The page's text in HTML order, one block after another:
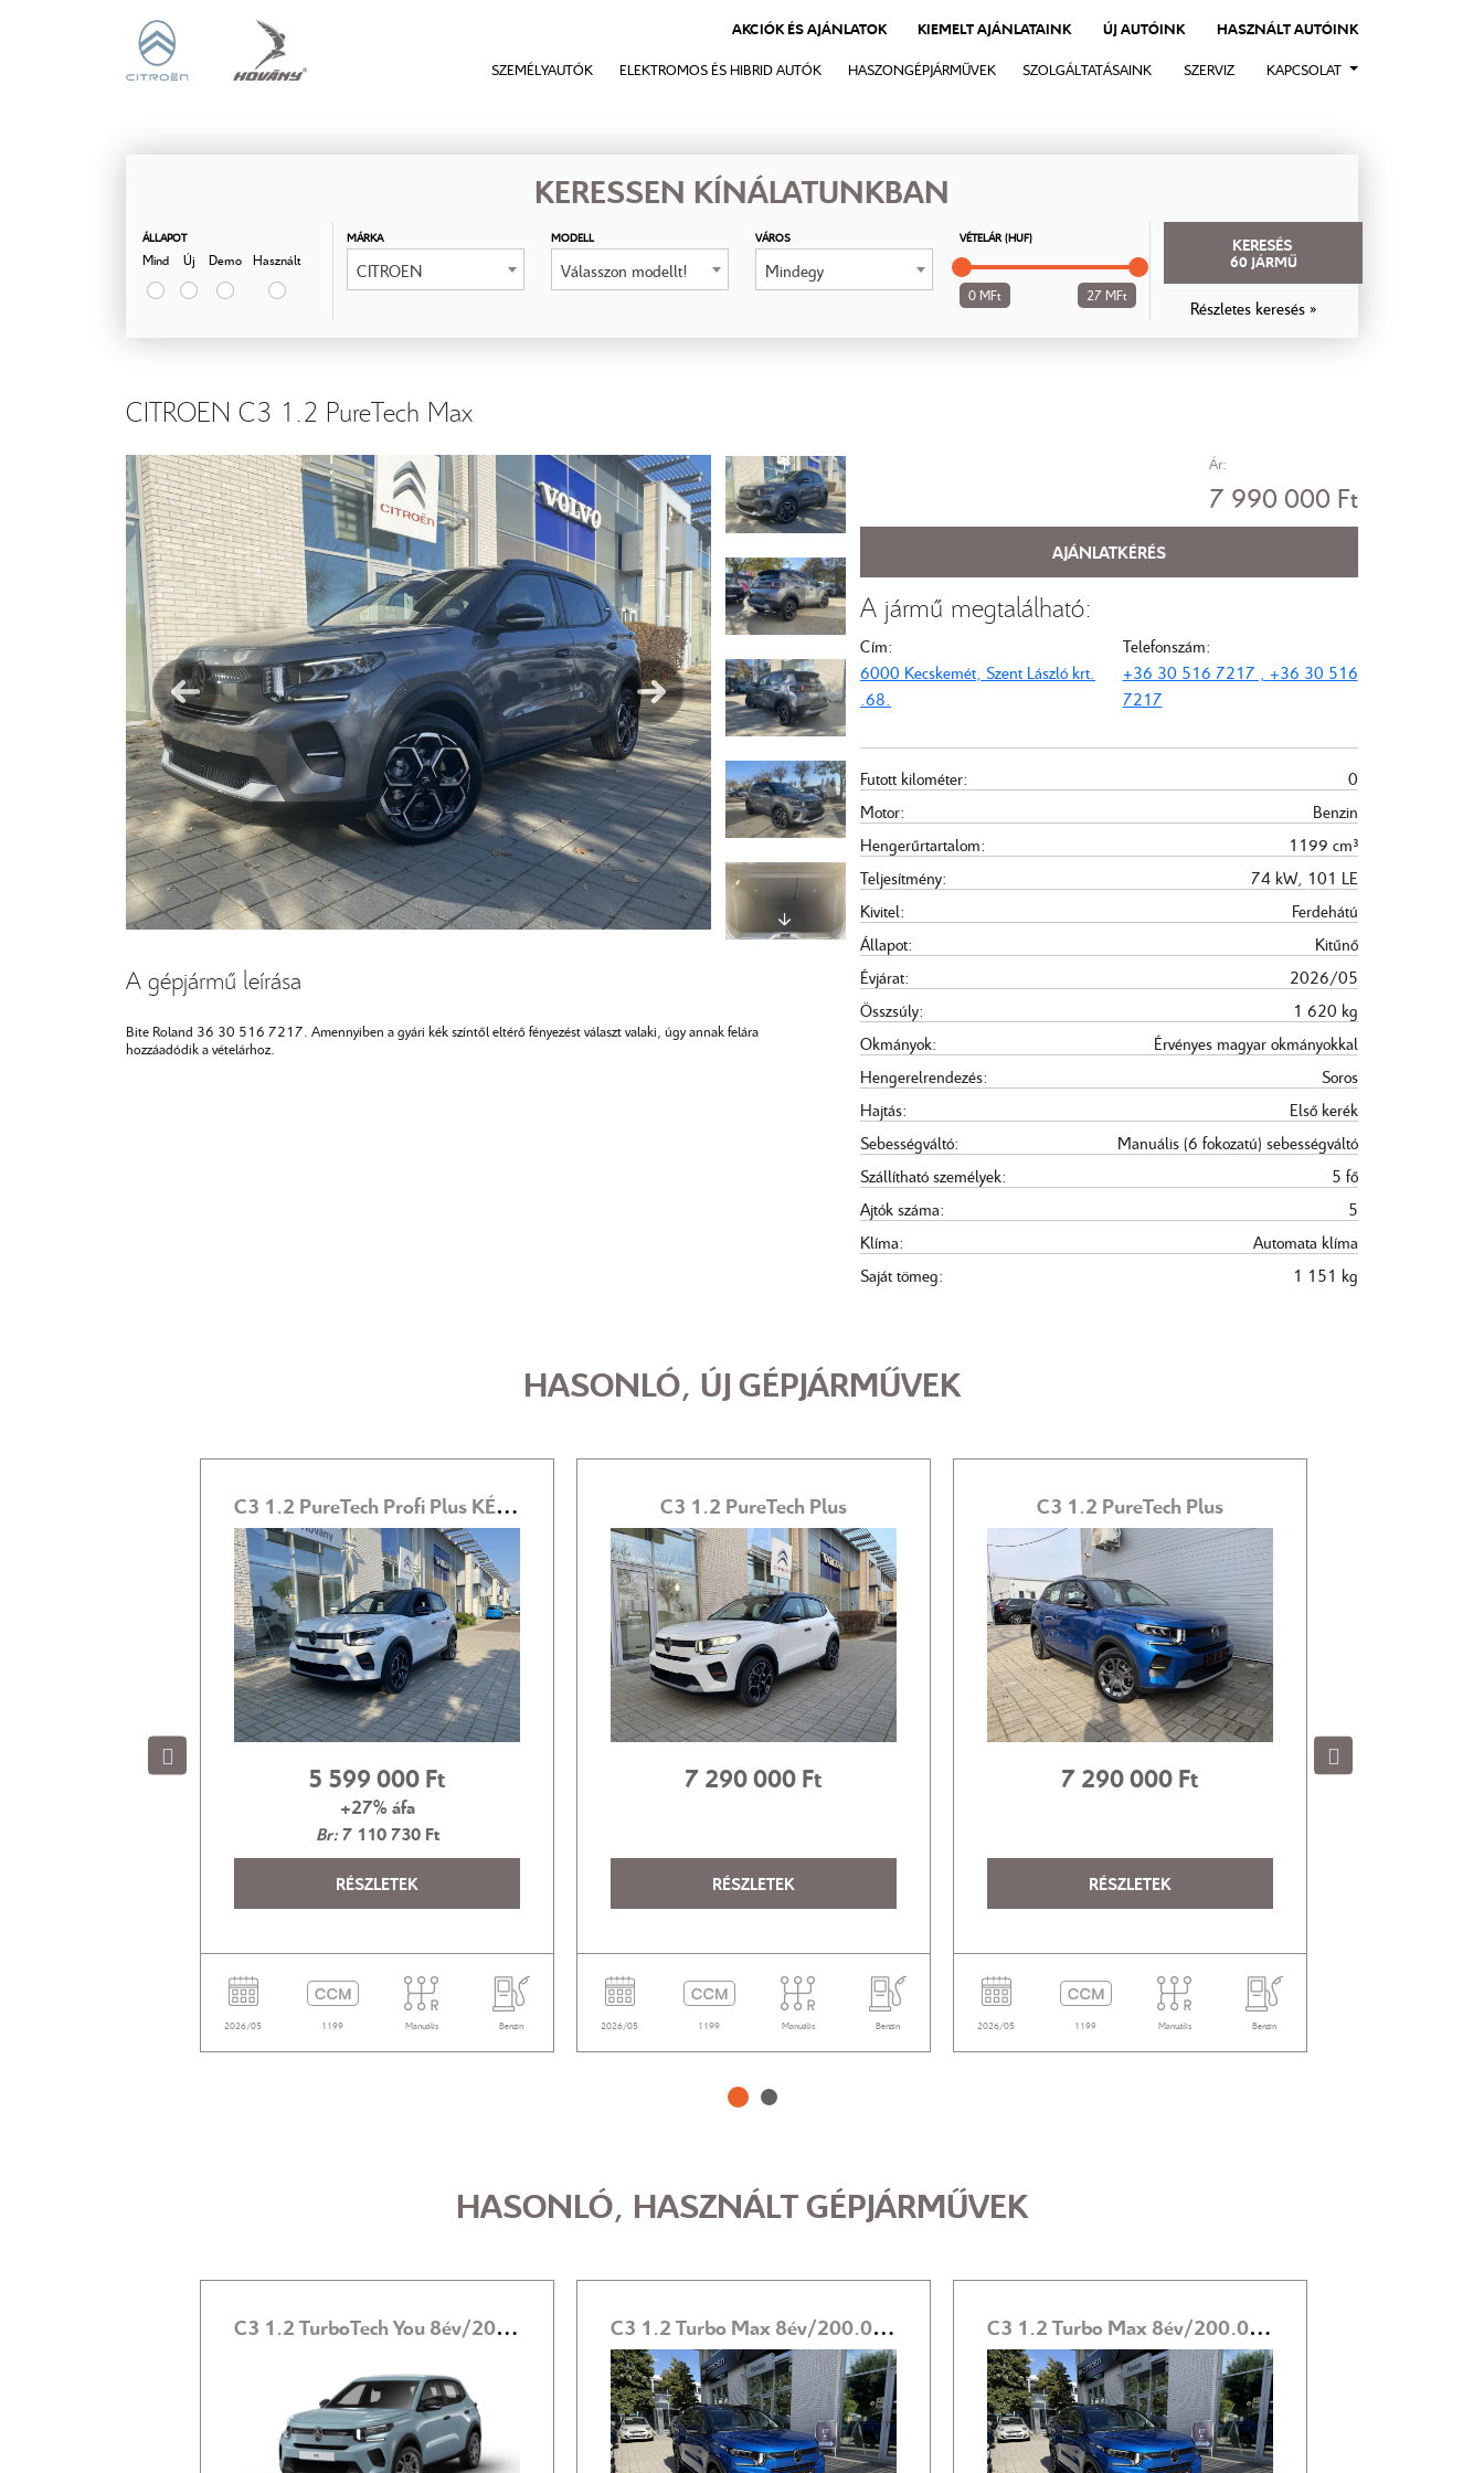
AKCIÓK ÉS AJÁNLATOK KIEMELT AJÁNLATAINK ÚJ AUTÓINK HASZNÁLT AUTÓINK
SZEMÉLYAUTÓK ELEKTROMOS ÉS HIBRID AUTÓK HASZONGÉPJÁRMŰVEK SZOLGÁLTATÁSAINK SZERVIZ KAPCSOLAT
KERESSEN KÍNÁLATUNKBAN
ÁLLAPOT
Mind Új Demo Használt
MÁRKA
CITROEN
MODELL
Válasszon modellt!
VÁROS
Mindegy
VÉTELÁR (HUF)
0 MFt 27 MFt
KERESÉS
60 JÁRMŰ
Részletes keresés »
CITROEN C3 1.2 PureTech Max
A gépjármű leírása
Bite Roland 36 30 516 7217. Amennyiben a gyári kék színtől eltérő fényezést választ valaki, úgy annak felára
hozzáadódik a vételárhoz.
Ár:
7‍ ‍990‍ ‍000 Ft
AJÁNLATKÉRÉS
A jármű megtalálható:
Cím:
6000 Kecskemét, Szent László krt.
.68.
Telefonszám:
+36 30 516 7217 , +36 30 516
7217
Futott kilométer:
0
Motor:
Benzin
Hengerűrtartalom:
1199 cm³
Teljesítmény:
74 kW, 101 LE
Kivitel:
Ferdehátú
Állapot:
Kitűnő
Évjárat:
2026/05
Összsúly:
1 620 kg
Okmányok:
Érvényes magyar okmányokkal
Hengerelrendezés:
Soros
Hajtás:
Első kerék
Sebességváltó:
Manuális (6 fokozatú) sebességváltó
Szállítható személyek:
5 fő
Ajtók száma:
5
Klíma:
Automata klíma
Saját tömeg:
1 151 kg
HASONLÓ, ÚJ GÉPJÁRMŰVEK
C3 1.2 PureTech Profi Plus KÉSZLETES DARABOK!!!
5‍ ‍599‍ ‍000 Ft
+27% áfa
Br:7‍ ‍110‍ ‍730 Ft
RÉSZLETEK
2026/05 1199 Manuális Benzin
C3 1.2 PureTech Plus
7‍ ‍290‍ ‍000 Ft
RÉSZLETEK
2026/05 1199 Manuális Benzin
C3 1.2 PureTech Plus
7‍ ‍290‍ ‍000 Ft
RÉSZLETEK
2026/05 1199 Manuális Benzin
HASONLÓ, HASZNÁLT GÉPJÁRMŰVEK
C3 1.2 TurboTech You 8év/200.000km GARANCIA! LÁNCOS VEZÉRLÉS! C3 1.2 Turbo Max 8év/200.000km GARANCIA! 2.99% FIX THM 20% ÖNERŐ! C3 1.2 Turbo Max 8év/200.000km GARANCIA! 4.99% FIX THM 20% ÖNERŐ!